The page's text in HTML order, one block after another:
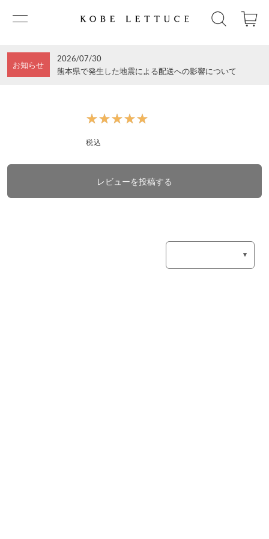
お知らせ
2026/07/30
熊本県で発生した地震による配送への影響について
★★★★★
★★★★★
税込
レビューを投稿する